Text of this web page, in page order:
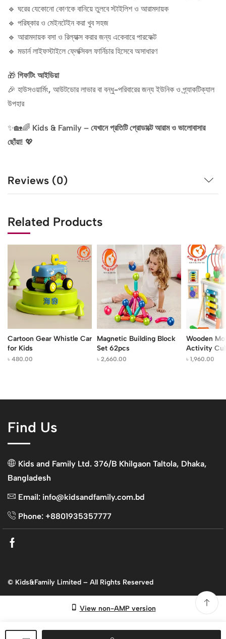
🔹 ঘরের যেকোনো কোণকে বানিয়ে তুলবে স্টাইলিশ ও আরামদায়ক
🔹 পরিষ্কার ও মেইনটেইন করা খুব সহজ
🔹 আরামদায়ক বসা ও রিল্যাক্স করার জন্য একেবারে পারফেক্ট
🔹 মডার্ন লাইফস্টাইলে ফ্লেক্সিবল ফার্নিচার হিসেবে অসাধারণ
🎁 গিফটিং আইডিয়া
🎉 হাউসওয়ার্মিং, আউটডোর লাভার বা বন্ধু-পরিবারের জন্য ইউনিক ও প্র্যাকটিক্যাল
উপহার
✨🏡🌈 Kids & Family – যেখানে প্রতিটি প্রোডাক্টে আরাম ও ভালোবাসার
ছোঁয়া! 💖
Reviews (0)
Related Products
Cartoon Gear Whistle Car
for Kids
৳ 480.00
Magnetic Building Block
Set 62pcs
৳2,660.00
Wooden
Activity
৳1,960.00
Find Us
Kids and Family Ltd. 376/B Khilgaon Taltola, Dhaka,
Bangladesh
Email: info@kidsandfamily.com.bd
Phone: +8801935357777
© Kids&Family Limited – All Rights Reserved
View non-AMP version